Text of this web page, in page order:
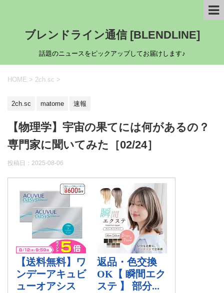
ブレンドライン通信 [BLENDLINE]
話題のニュースをピックアップしてお届けします♪
HOME > 2ch.sc >
2ch.sc matome 速報
【物理学】宇宙の果てには何があるの？
専門家に聞いてみた［02/24］
投稿日： 2025-08-06